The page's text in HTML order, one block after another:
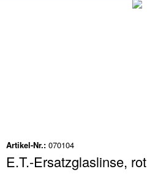
Artikel-Nr.: 070104
E.T.-Ersatzglaslinse, rot